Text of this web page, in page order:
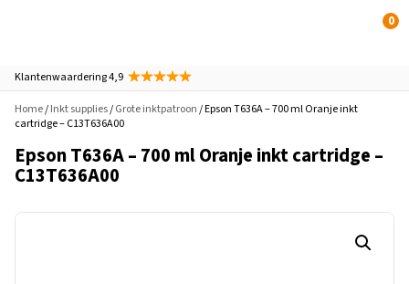
0
Klantenwaardering 4,9
Home/Inkt supplies/Grote inktpatroon/ Epson T636A – 700 ml Oranje inkt
cartridge – C13T636A00
Epson T636A – 700 ml Oranje inkt cartridge –
C13T636A00